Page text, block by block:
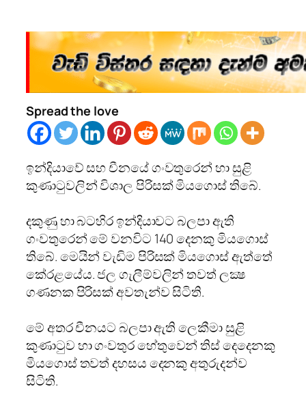
Spread the love
ඉන්දියාවේ සහ චීනයේ ගංවතුරෙන් හා සුළි
කුණාටුවලින් විශාල පිරිසක් මියගොස් තිබේ.
දකුණු හා බටහිර ඉන්දියාවට බලපා ඇති
ගංවතුරෙන් මේ වනවිට 140 දෙනකු මියගොස්
තිබේ. මෙයින් වැඩිම පිරිසක් මියගොස් ඇත්තේ
කේරළයේය. ජල ගැලීම්වලින් තවත් ලක්‍ෂ
ගණනක පිරිසක් අවතැන්ව සිටිති.
මේ අතර චීනයට බලපා ඇති ලෙකීමා සුළි
කුණාටුව හා ගංවතුර හේතුවෙන් තිස් දෙදෙනකු
මියගොස් තවත් දහසය දෙනකු අතුරුදන්ව
සිටිති.